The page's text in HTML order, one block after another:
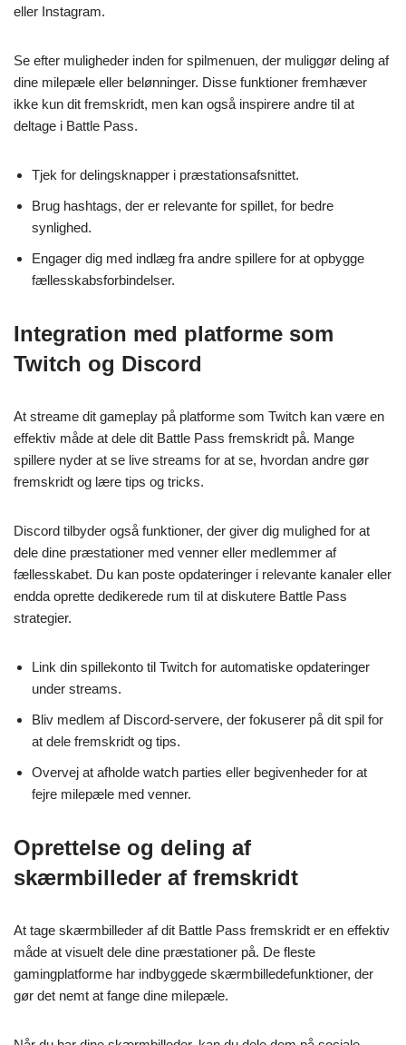
eller Instagram.
Se efter muligheder inden for spilmenuen, der muliggør deling af
dine milepæle eller belønninger. Disse funktioner fremhæver
ikke kun dit fremskridt, men kan også inspirere andre til at
deltage i Battle Pass.
Tjek for delingsknapper i præstationsafsnittet.
Brug hashtags, der er relevante for spillet, for bedre
synlighed.
Engager dig med indlæg fra andre spillere for at opbygge
fællesskabsforbindelser.
Integration med platforme som
Twitch og Discord
At streame dit gameplay på platforme som Twitch kan være en
effektiv måde at dele dit Battle Pass fremskridt på. Mange
spillere nyder at se live streams for at se, hvordan andre gør
fremskridt og lære tips og tricks.
Discord tilbyder også funktioner, der giver dig mulighed for at
dele dine præstationer med venner eller medlemmer af
fællesskabet. Du kan poste opdateringer i relevante kanaler eller
endda oprette dedikerede rum til at diskutere Battle Pass
strategier.
Link din spillekonto til Twitch for automatiske opdateringer
under streams.
Bliv medlem af Discord-servere, der fokuserer på dit spil for
at dele fremskridt og tips.
Overvej at afholde watch parties eller begivenheder for at
fejre milepæle med venner.
Oprettelse og deling af
skærmbilleder af fremskridt
At tage skærmbilleder af dit Battle Pass fremskridt er en effektiv
måde at visuelt dele dine præstationer på. De fleste
gamingplatforme har indbyggede skærmbilledefunktioner, der
gør det nemt at fange dine milepæle.